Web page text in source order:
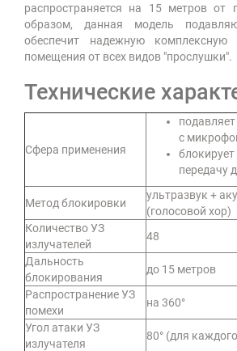
распространяется на 15 метров от
образом, данная модель
обеспечит надежную комплексную
помещения от всех видов "прослушки".
Технические
Сфера применения
с
передачу
Метод блокировки
ультразвук +
(голосовой хор)
Количество УЗ
излучателей
48
Дальность
блокирования
до 15 метров
Распространение УЗ
помехи
на 360°
Угол атаки УЗ
излучателя
80° (для